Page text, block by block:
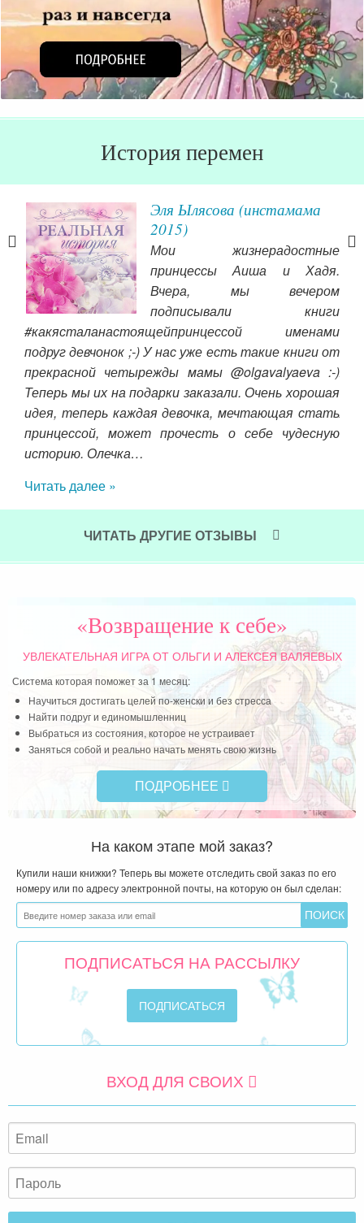
История перемен
Эля Ылясова (инстамама
2015)
Мои жизнерадостные
принцессы Аиша и Хадя.
Вчера, мы вечером
подписывали книги
#какясталанастоящейпринцессой именами
подруг девчонок ;-) У нас уже есть такие книги от
прекрасной четырежды мамы @olgavalyaeva :-)
Теперь мы их на подарки заказали. Очень хорошая
идея, теперь каждая девочка, мечтающая стать
принцессой, может прочесть о себе чудесную
историю. Олечка…
Читать далее »
ЧИТАТЬ ДРУГИЕ ОТЗЫВЫ
«Возвращение к себе»
УВЛЕКАТЕЛЬНАЯ ИГРАОТ ОЛЬГИ И АЛЕКСЕЯ ВАЛЯЕВЫХ
Система которая поможет за 1 месяц:
Научиться достигать целей по-женски и без стресса
Найти подруг и единомышленниц
Выбраться из состояния, которое не устраивает
Заняться собой и реально начать менять свою жизнь
ПОДРОБНЕЕ
На каком этапе мой заказ?
Купили наши книжки? Теперь вы можете отследить свой заказ по его
номеру или по адресу электронной почты, на которую он был сделан:
ПОДПИСАТЬСЯ НА РАССЫЛКУ
ВХОД ДЛЯ СВОИХ